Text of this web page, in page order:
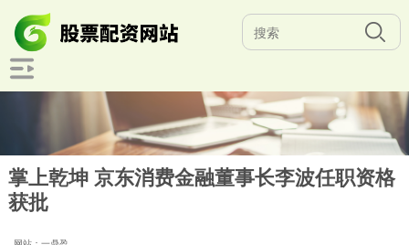
掌上乾坤 京东消费金融董事长李波任职资格
获批